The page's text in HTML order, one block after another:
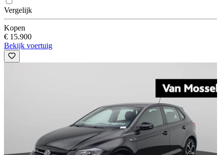
Vergelijk
Kopen
€ 15.900
Bekijk voertuig